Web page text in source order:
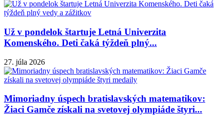
Už v pondelok štartuje Letná Univerzita
Komenského. Deti čaká týždeň plný...
27. júla 2026
Mimoriadny úspech bratislavských matematikov:
Žiaci Gamče získali na svetovej olympiáde štyri...